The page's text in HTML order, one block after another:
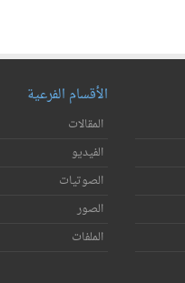
الأقسام الفرعية
المقالات
الفيديو
الصوتيات
الصور
الملفات